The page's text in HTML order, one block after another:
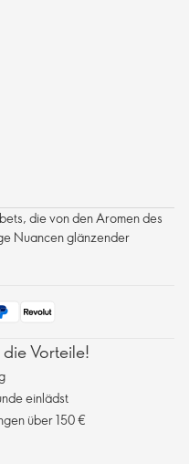
die von den Aromen des
Nuancen glänzender
Vorteile!
einlädst
über 150 €